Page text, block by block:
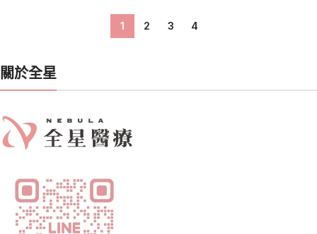
1 2 3 4
關於全星